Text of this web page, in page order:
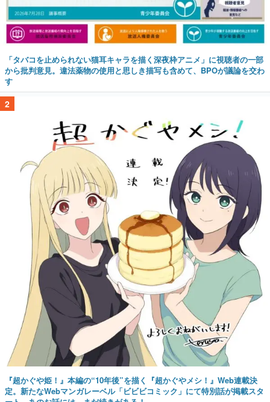
「タバコを止められない猫耳キャラを描く深夜枠アニメ」に視聴者の一部
から批判意見。違法薬物の使用と思しき描写も含めて、BPOが議論を交わ
す
2
『超かぐや姫！』本編の“10年後”を描く『超かぐやメシ！』Web連載決
定。新たなWebマンガレーベル「ビビビコミック」にて特別話が掲載スタ